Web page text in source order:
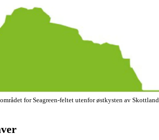
for Seagreen-feltet utenfor østkysten av Skottland